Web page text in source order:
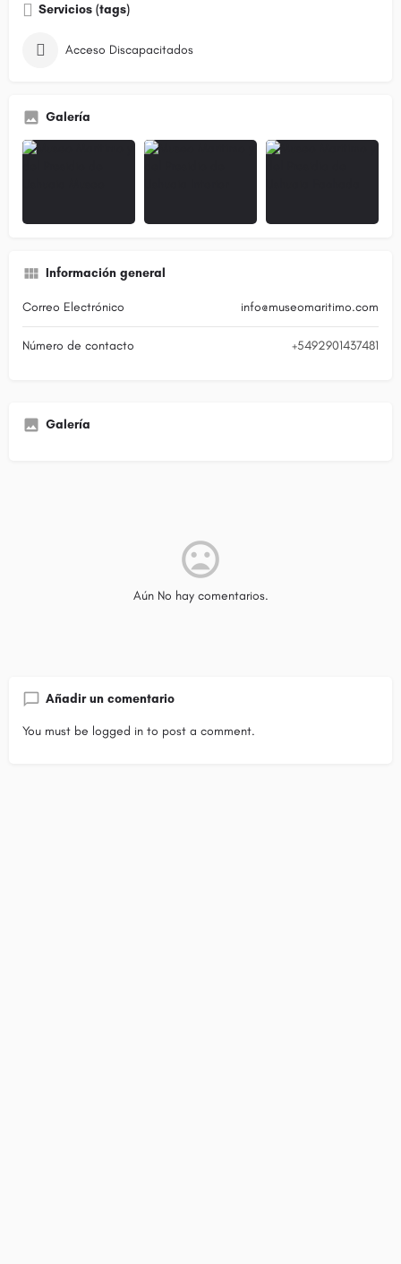
Servicios (tags)
Acceso Discapacitados
Galería
Información general
Correo Electrónico info@museomaritimo.com
Número de contacto +5492901437481
Galería
Aún No hay comentarios.
Añadir un comentario
You must be logged in to post a comment.